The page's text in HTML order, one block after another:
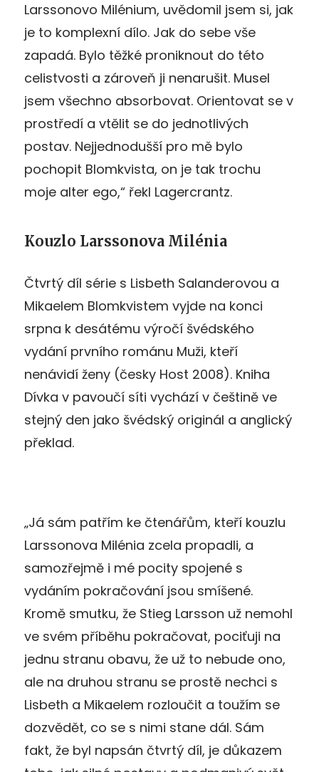
Larssonovo Milénium, uvědomil jsem si, jak
je to komplexní dílo. Jak do sebe vše
zapadá. Bylo těžké proniknout do této
celistvosti a zároveň ji nenarušit. Musel
jsem všechno absorbovat. Orientovat se v
prostředí a vtělit se do jednotlivých
postav. Nejjednodušší pro mě bylo
pochopit Blomkvista, on je tak trochu
moje alter ego,“ řekl Lagercrantz.
Kouzlo Larssonova Milénia
Čtvrtý díl série s Lisbeth Salanderovou a
Mikaelem Blomkvistem vyjde na konci
srpna k desátému výročí švédského
vydání prvního románu Muži, kteří
nenávidí ženy (česky Host 2008). Kniha
Dívka v pavoučí síti vychází v češtině ve
stejný den jako švédský originál a anglický
překlad.
„Já sám patřím ke čtenářům, kteří kouzlu
Larssonova Milénia zcela propadli, a
samozřejmě i mé pocity spojené s
vydáním pokračování jsou smíšené.
Kromě smutku, že Stieg Larsson už nemohl
ve svém příběhu pokračovat, pociťuji na
jednu stranu obavu, že už to nebude ono,
ale na druhou stranu se prostě nechci s
Lisbeth a Mikaelem rozloučit a toužím se
dozvědět, co se s nimi stane dál. Sám
fakt, že byl napsán čtvrtý díl, je důkazem